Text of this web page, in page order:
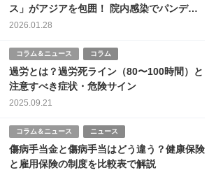
ス」がアジアを包囲！ 院内感染でパンデミ
ックの足音
2026.01.28
コラム＆ニュース コラム
過労とは？過労死ライン（80〜100時間）と
注意すべき症状・危険サイン
2025.09.21
コラム＆ニュース ニュース
傷病手当金と傷病手当はどう違う？健康保険
と雇用保険の制度を比較表で解説